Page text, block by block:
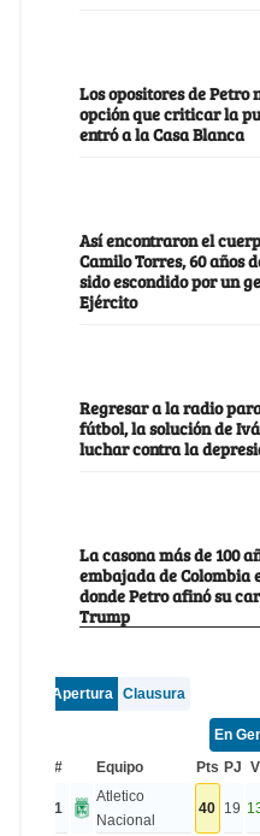
Los opositores de Petro
opción que criticar la
entró a la Casa Blanca
Así encontraron el
Camilo Torres, 60 años
sido escondido por un
Ejército
Regresar a la radio
fútbol, la solución de
luchar contra la
La casona más de 100
embajada de Colombia
donde Petro afinó su
Trump
Apertura Clausura
En
#
Equipo Pts PJ V
1
Atletico
Nacional
40 19